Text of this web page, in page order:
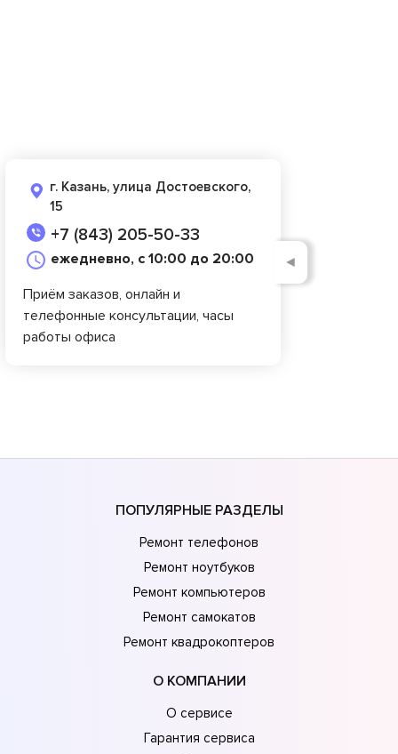
г. Казань, улица Достоевского,
15
+7 (843) 205-50-33
ежедневно, с 10:00 до 20:00
Приём заказов, онлайн и
телефонные консультации, часы
работы офиса
◄
ПОПУЛЯРНЫЕ РАЗДЕЛЫ
Ремонт телефонов
Ремонт ноутбуков
Ремонт компьютеров
Ремонт самокатов
Ремонт квадрокоптеров
О КОМПАНИИ
О сервисе
Гарантия сервиса